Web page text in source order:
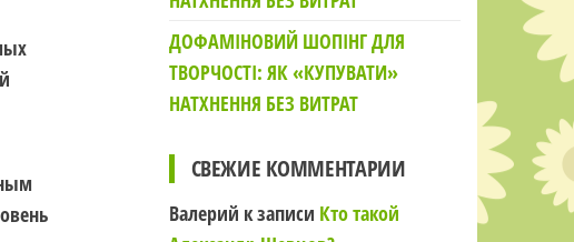
ДОФАМІНОВИЙ ШОПІНГ ДЛЯ
ТВОРЧОСТІ: ЯК «КУПУВАТИ»
НАТХНЕННЯ БЕЗ ВИТРАТ
СВЕЖИЕ КОММЕНТАРИИ
Валерий к записи Кто такой